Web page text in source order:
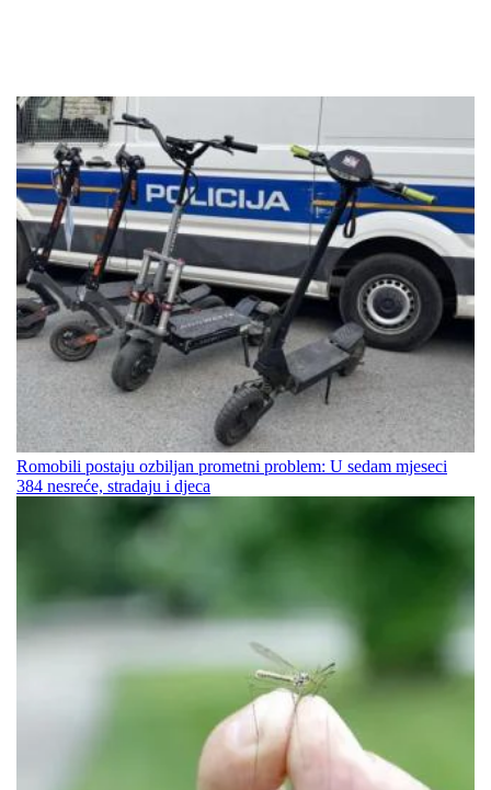
Romobili postaju ozbiljan prometni problem: U sedam mjeseci
384 nesreće, stradaju i djeca